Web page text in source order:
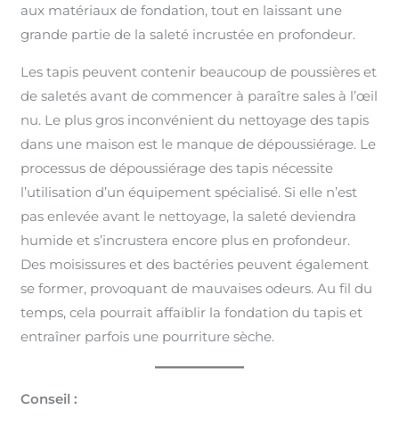
aux matériaux de fondation, tout en laissant une
grande partie de la saleté incrustée en profondeur.
Les tapis peuvent contenir beaucoup de poussières et
de saletés avant de commencer à paraître sales à l’œil
nu. Le plus gros inconvénient du nettoyage des tapis
dans une maison est le manque de dépoussiérage. Le
processus de dépoussiérage des tapis nécessite
l’utilisation d’un équipement spécialisé. Si elle n’est
pas enlevée avant le nettoyage, la saleté deviendra
humide et s’incrustera encore plus en profondeur.
Des moisissures et des bactéries peuvent également
se former, provoquant de mauvaises odeurs. Au fil du
temps, cela pourrait affaiblir la fondation du tapis et
entraîner parfois une pourriture sèche.
Conseil :